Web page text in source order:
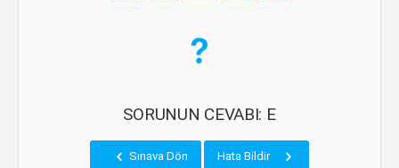
SORUNUN CEVABI: E
Sınava Dön Hata Bildir